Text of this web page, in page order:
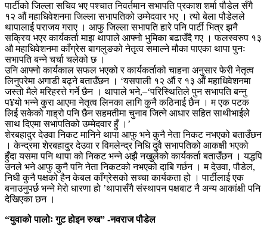
पार्टीको जिल्ला सचिव भए पश्चात निवर्तमान सभापति प्रकाश शर्मा पौडेल सँगै
१२ औं महाधिवेशनमा जिल्ला सभापतिको उम्मेदवार भए । त्यो बेला पौडेलले
थापालाई पराजय गराए । आफु जिल्ला सभापति हारे पनि पार्टी भित्र झनै
सक्रिय भएर कार्यकर्ता माझ थापाले आफ्नो भुमिका बढाउँदै गए । फलस्वरुप १३
औ महाधिवेशनमा काँग्रेस बागलुङको नेतृत्व समाल्ने मौका पाएका थापा पुनः
सभापति बन्ने चर्चा चलेको छ ।
उनि आफ्नो कार्यकाल सफल भएको र कार्यकर्ताको चाहना अनुसार फेरी नेतृत्व
लिनुपरेमा अगाडी बढ्ने बताउँछन । ‘यसपाली १२ औं र १३ औं महाधिवेशनमा
जस्तो मैले मरिहरत्ते गर्ने छैन । थापाले भने,–‘परिस्थितिले पुन सभापति बन्नु
प¥यो भन्ने कुरा आएमा नेतृत्व लिनका लागि कुनै कठिनाई छैन । म एक पटक
लिई सकेको गाह्रो पनि छैन सहमतीमा चुनाव जित्ने आधार सहित साथीभाईले
साथ दिएमा सभापतिको उम्मेदवार हुँ ।’
शेरबहादुर देउवा निकट मानिने थापा आफु भने कुनै नेता निकट नभएको बताउँछन
। केन्द्रमा शेरबहादुर देउवा र विमलेन्द्र निधि दुवै सभापतिको आकक्षी भएको
हुँदा यसमा पनि थापा को निकट भन्ने अझै नखुलेको कार्यकर्ता बताउँछन । यद्धपि
उनले भने आफु कुनै पनि नेता निकटको नभएको दाबि गर्छन । म देउवा, पौडेल,
निधी कुनै पक्षको हैन केबल काँग्रेसको सच्चा कार्यकता हो । पार्टीलाई एक
बनाउनुपर्छ भन्ने मेरो धारणा हो ’थापासँगै संस्थापन पक्षबाट नै अन्य आकांक्षी पनि
देखिएका छन ।
“युवाको पालोः गुट होइन रुख” -नवराज पौडेल